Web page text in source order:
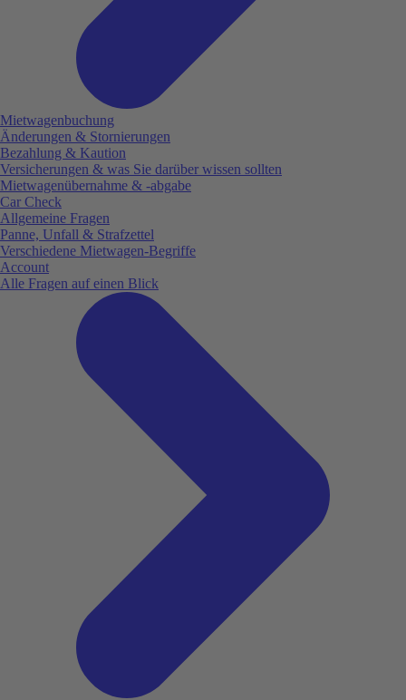
Mietwagenbuchung
Änderungen & Stornierungen
Bezahlung & Kaution
Versicherungen & was Sie darüber wissen sollten
Mietwagenübernahme & -abgabe
Car Check
Allgemeine Fragen
Panne, Unfall & Strafzettel
Verschiedene Mietwagen-Begriffe
Account
Alle Fragen auf einen Blick